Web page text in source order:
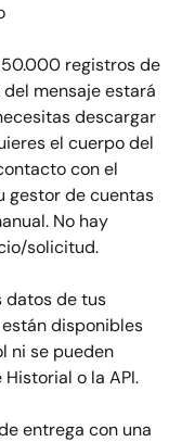
registros de
mensaje estará
descargar
el cuerpo del
con el
gestor de cuentas
No hay
solicitud.
datos de tus
disponibles
ni se pueden
o la API.
entrega con una